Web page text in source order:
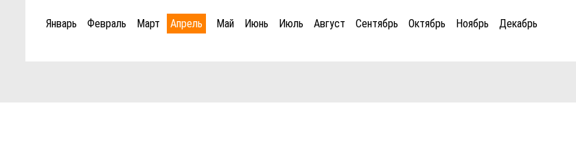
Январь Февраль Март Апрель Май Июнь Июль Август Сентябрь Октябрь Ноябрь Декабрь